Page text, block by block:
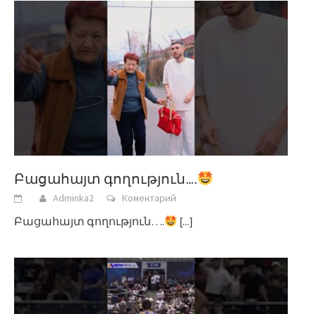
Բացահայտ գողություն….
Adminka2 Коментарий
Բացահայտ գողություն…. [...]